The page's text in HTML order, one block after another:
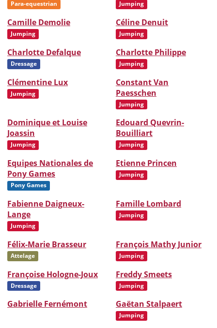
Para-equestrian Jumping
Camille Demolie
Jumping
Céline Denuit
Jumping
Charlotte Defalque
Dressage
Charlotte Philippe
Jumping
Clémentine Lux
Jumping
Constant Van
Paesschen
Jumping
Dominique et Louise
Joassin
Jumping
Edouard Quevrin-
Bouilliart
Jumping
Equipes Nationales de
Pony Games
Pony Games
Etienne Princen
Jumping
Fabienne Daigneux-
Lange
Jumping
Famille Lombard
Jumping
Félix-Marie Brasseur
Attelage
François Mathy Junior
Jumping
Françoise Hologne-Joux
Dressage
Freddy Smeets
Jumping
Gabrielle Fernémont Gaëtan Stalpaert
Jumping